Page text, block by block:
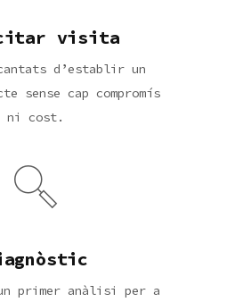
visita
d’establir un
sense cap compromís
ni cost.
primer anàlisi per a